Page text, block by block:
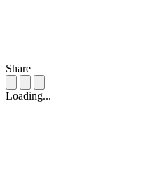
Share
Loading...